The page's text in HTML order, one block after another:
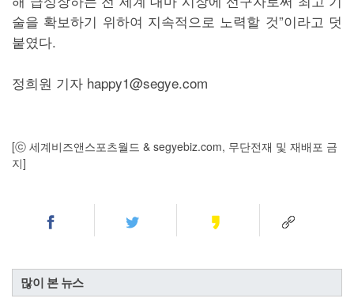
술을 확보하기 위하여 지속적으로 노력할 것”이라고 덧
붙였다.
정희원 기자 happy1@segye.com
[ⓒ 세계비즈앤스포츠월드 & segyebiz.com, 무단전재 및 재배포 금
지]
많이 본 뉴스